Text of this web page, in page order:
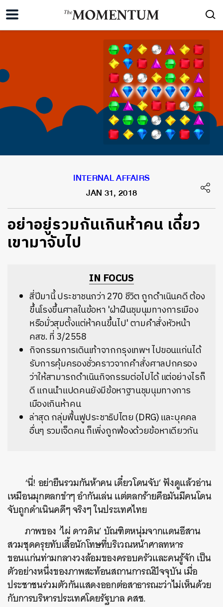
INTERNAL AFFAIRS
JAN 31, 2018
อย่าอยู่รวมกันเกินห้าคน เดี๋ยว
เขามาจับไป
IN FOCUS
สี่ปีมานี้ ประชาชนกว่า 270 ชีวิต ถูกดำเนินคดี ต้อง
ขึ้นโรงขึ้นศาลในข้อหา 'ฝ่าฝืนชุมนุมทางการเมือง
หรือมั่วสุมตั้งแต่ห้าคนขึ้นไป' ตามคำสั่งหัวหน้า
คสช. ที่ 3/2558
กิจกรรมการเดินเท้าจากกรุงเทพฯ ไปขอนแก่นได้
รับการคุ้มครองชั่วคราวจากคำสั่งศาลปกครอง
ว่าให้สามารถดำเนินกิจกรรมต่อไปได้ แต่อย่างไรก็
ดี แกนนำแปดคนยังมีข้อหาฐานชุมนุมทางการ
เมืองเกินห้าคน
ล่าสุด กลุ่มฟื้นฟูประชาธิปไตย (DRG) และบุคคล
อื่นๆ รวมเจ็ดคน ก็เพิ่งถูกฟ้องด้วยข้อหาเดียวกัน
‘นี่! อย่ายืนรวมกันห้าคน เดี๋ยวโดนจับ’ ฟังดูแล้วอ่าน
เหมือนมุกตลกขำๆ อำกันเล่น แต่ตลกร้ายคือมันมีคนโดน
จับถูกดำเนินคดีๆ จริงๆ ในประเทศไทย
ภาพของ ‘ไผ่ ดาวดิน’ บัณฑิตหนุ่มจากแดนอีสาน
สวมชุดครุยทับเสื้อนักโทษที่บริเวณหน้าศาลทหาร
ขอนแก่นท่ามกลางวงล้อมของครอบครัวและคนรู้จัก เป็น
ตัวอย่างหนึ่งของภาพสะท้อนสถานการณ์ปัจจุบัน เมื่อ
ประชาชนร่วมตัวกันแสดงออกต่อสาธารณะว่าไม่เห็นด้วย
กับการบริหารประเทศโดยรัฐบาล คสช.